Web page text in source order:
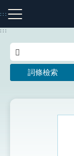
到
主
:::
注音索引圖示
:::
詞條檢索